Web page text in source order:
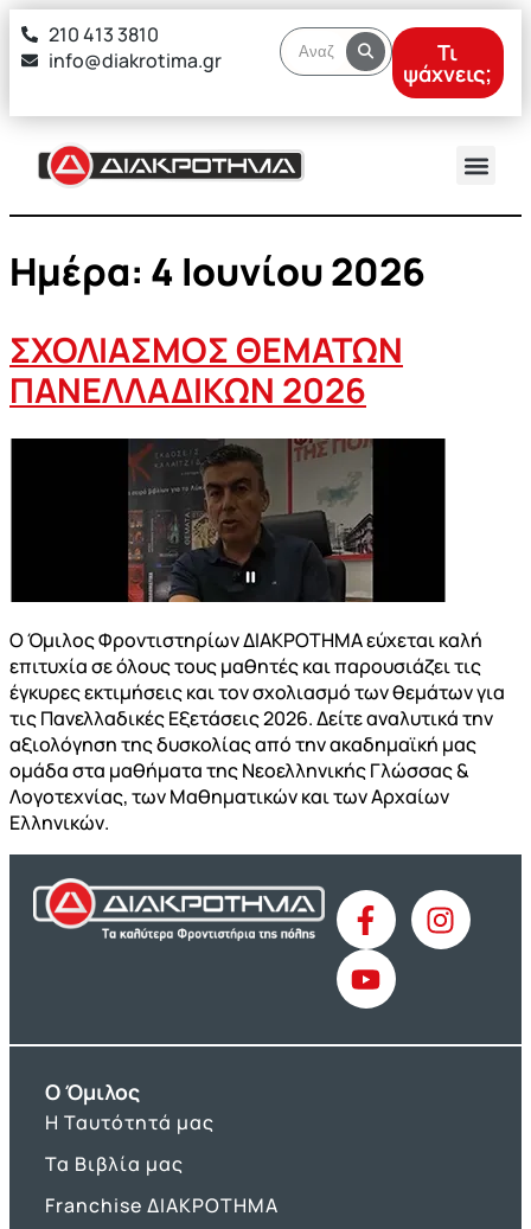
στο
περιεχόμενο
210 413 3810
info@diakrotima.gr
Τι
ψάχνεις;
Ημέρα: 4 Ιουνίου 2026
ΣΧΟΛΙΑΣΜΟΣ ΘΕΜΑΤΩΝ
ΠΑΝΕΛΛΑΔΙΚΩΝ 2026
Ο Όμιλος Φροντιστηρίων ΔΙΑΚΡΟΤΗΜΑ εύχεται καλή
επιτυχία σε όλους τους μαθητές και παρουσιάζει τις
έγκυρες εκτιμήσεις και τον σχολιασμό των θεμάτων για
τις Πανελλαδικές Εξετάσεις 2026. Δείτε αναλυτικά την
αξιολόγηση της δυσκολίας από την ακαδημαϊκή μας
ομάδα στα μαθήματα της Νεοελληνικής Γλώσσας &
Λογοτεχνίας, των Μαθηματικών και των Αρχαίων
Ελληνικών.
O Όμιλος
Η Ταυτότητά μας
Τα Βιβλία μας
Franchise ΔΙΑΚΡΟΤΗΜΑ